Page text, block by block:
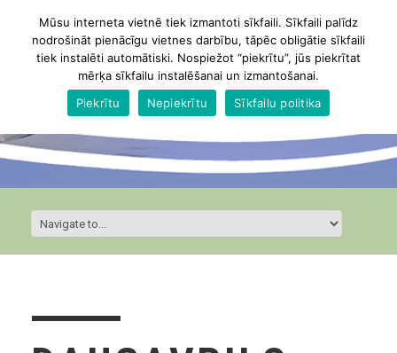
Mūsu interneta vietnē tiek izmantoti sīkfaili. Sīkfaili palīdz
nodrošināt pienācīgu vietnes darbību, tāpēc obligātie sīkfaili
tiek instalēti automātiski. Nospiežot “piekrītu”, jūs piekrītat
mērķa sīkfailu instalēšanai un izmantošanai.
Piekrītu
Nepiekrītu Sīkfailu politika